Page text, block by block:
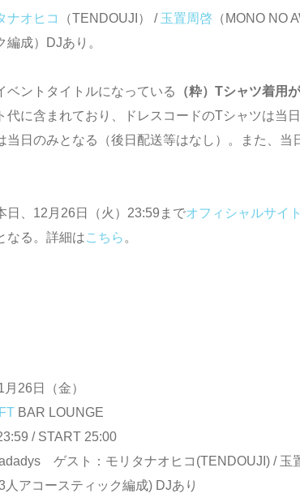
ナオヒコ （TENDOUJI） / 玉置周啓 （MONO NO
編成）DJあり。
ベントタイトルになっている （粋）Tシャツ着用
代に含まれており、ドレスコードのTシャツは当
当日のみとなる（後日配送等はなし）。また、
日、12月26日（火）23:59までオフィシャルサイ
なる。詳細はこちら 。
26日（金）
BAR LOUNGE
/ START 25:00
ゲスト：モリタナオヒコ(TENDOUJI) / 玉
人アコースティック編成) DJあり